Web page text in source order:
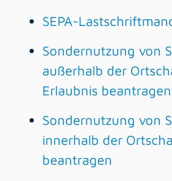
SEPA-
Sondernutzung von
außerhalb der
Erlaubnis beantragen
Sondernutzung von
innerhalb der
beantragen